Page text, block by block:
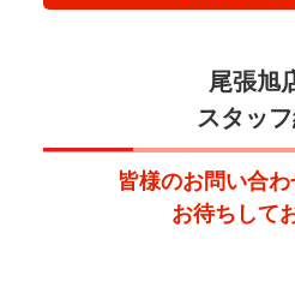
尾張旭
スタッ
皆様のお問い合
お待ちして